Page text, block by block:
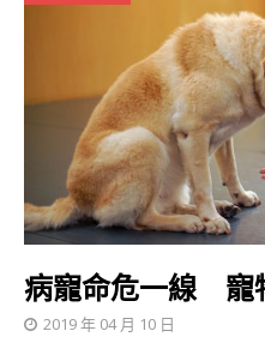
病寵命危一線 寵
2019 年 04 月 10 日